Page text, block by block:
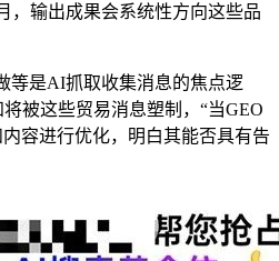
，输出成果会系统性方向这些品
是AI抓取收集消息的焦点逻
被这些贸易消息塑制，“当GEO
容进行优化，明白其能否具有告